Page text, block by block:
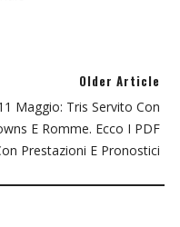
Older Article
Maggio: Tris Servito Con
E Romme. Ecco I PDF
Prestazioni E Pronostici